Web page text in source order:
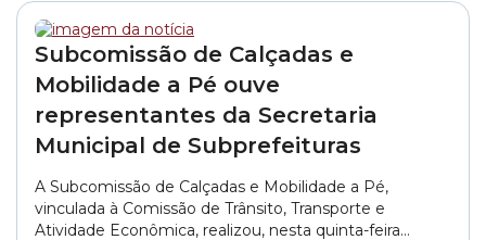
Subcomissão de Calçadas e
Mobilidade a Pé ouve
representantes da Secretaria
Municipal de Subprefeituras
A Subcomissão de Calçadas e Mobilidade a Pé,
vinculada à Comissão de Trânsito, Transporte e
Atividade Econômica, realizou, nesta quinta-feira